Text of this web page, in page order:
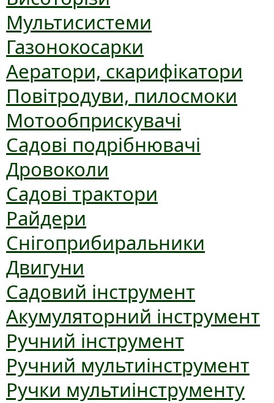
Мультисистеми
Газонокосарки
Аератори, скарифікатори
Повітродуви, пилосмоки
Мотообприскувачі
Садові подрібнювачі
Дровоколи
Садові трактори
Райдери
Снігоприбиральники
Двигуни
Садовий інструмент
Акумуляторний інструмент
Ручний інструмент
Ручний мультиінструмент
Ручки мультиінструменту